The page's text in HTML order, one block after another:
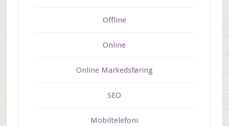
Offline
Online
Online Markedsføring
SEO
Mobiltelefoni